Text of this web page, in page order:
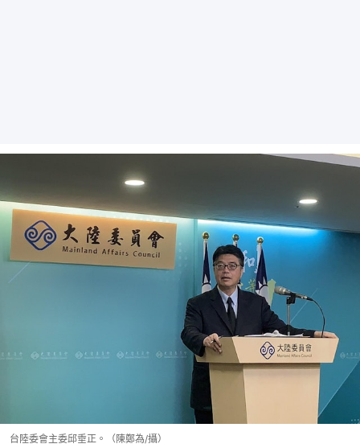
台陸委會主委邱垂正。（陳鄭為/攝）